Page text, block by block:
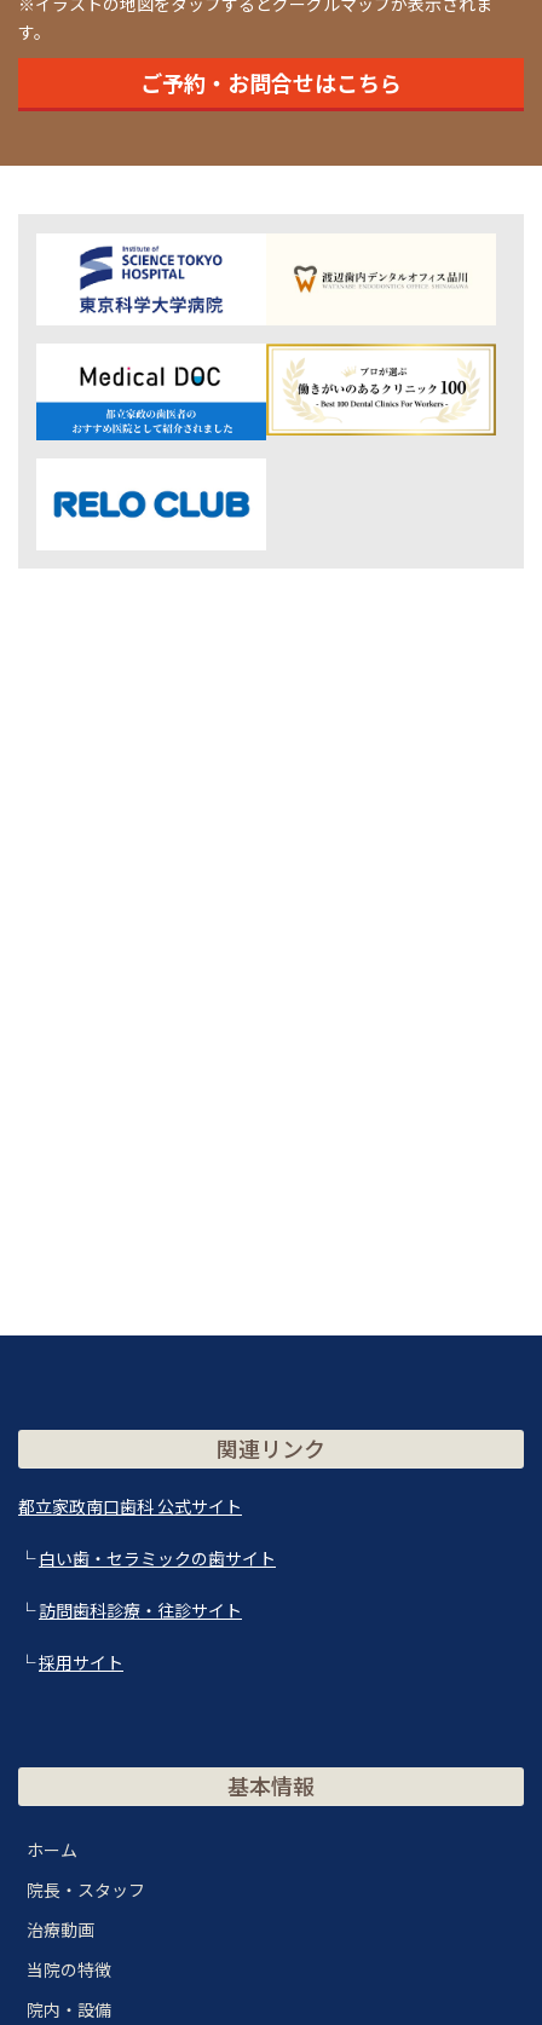
す。
ご予約・お問合せはこちら
関連リンク
都立家政南口歯科 公式サイト
└白い歯・セラミックの歯サイト
└訪問歯科診療・往診サイト
└採用サイト
基本情報
ホーム
院長・スタッフ
治療動画
当院の特徴
院内・設備